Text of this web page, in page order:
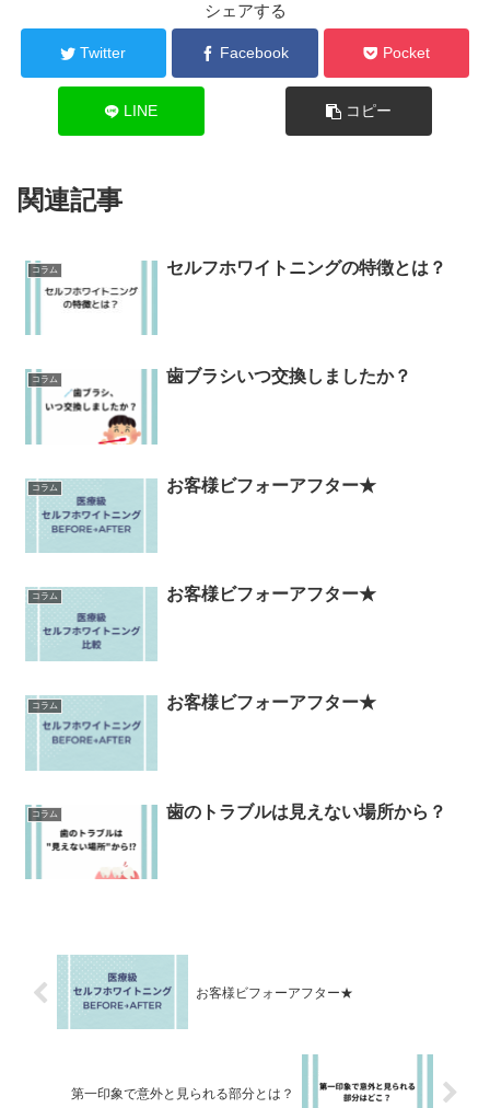
シェアする
Twitter Facebook Pocket
LINE コピー
関連記事
コラム セルフホワイトニングの特徴とは？
コラム 歯ブラシいつ交換しましたか？
コラム お客様ビフォーアフター★
コラム お客様ビフォーアフター★
コラム お客様ビフォーアフター★
コラム 歯のトラブルは見えない場所から？
お客様ビフォーアフター★
第一印象で意外と見られる部分とは？